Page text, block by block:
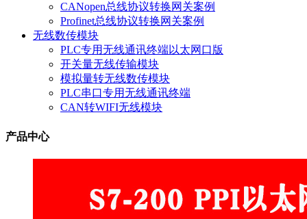
CANopen总线协议转换网关案例
Profinet总线协议转换网关案例
无线数传模块
PLC专用无线通讯终端以太网口版
开关量无线传输模块
模拟量转无线数传模块
PLC串口专用无线通讯终端
CAN转WIFI无线模块
产品中心